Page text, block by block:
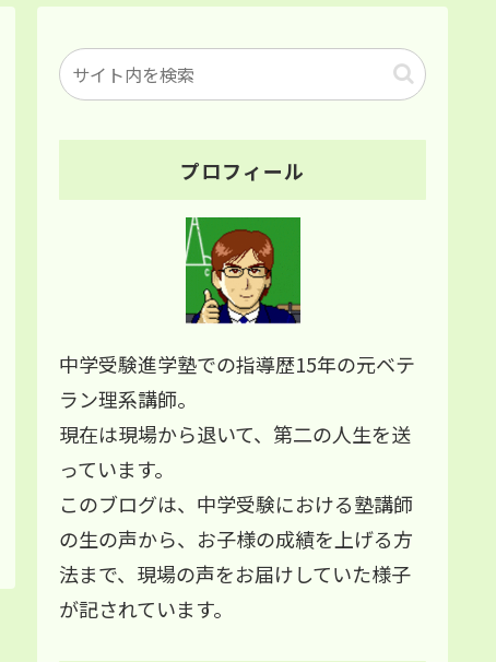
プロフィール
中学受験進学塾での指導歴15年の元ベテ
ラン理系講師。
現在は現場から退いて、第二の人生を送
っています。
このブログは、中学受験における塾講師
の生の声から、お子様の成績を上げる方
法まで、現場の声をお届けしていた様子
が記されています。